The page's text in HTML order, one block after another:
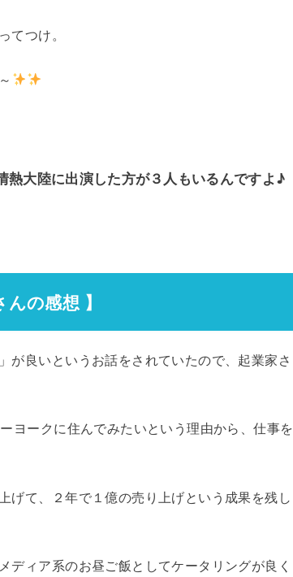
つけ。
大陸に出演した方が３人もいるんですよ♪
の感想 】
が良いというお話をされていたので、起業家さ
ヨークに住んでみたいという理由から、仕事を
げて、２年で１億の売り上げという成果を残し
ィア系のお昼ご飯としてケータリングが良く